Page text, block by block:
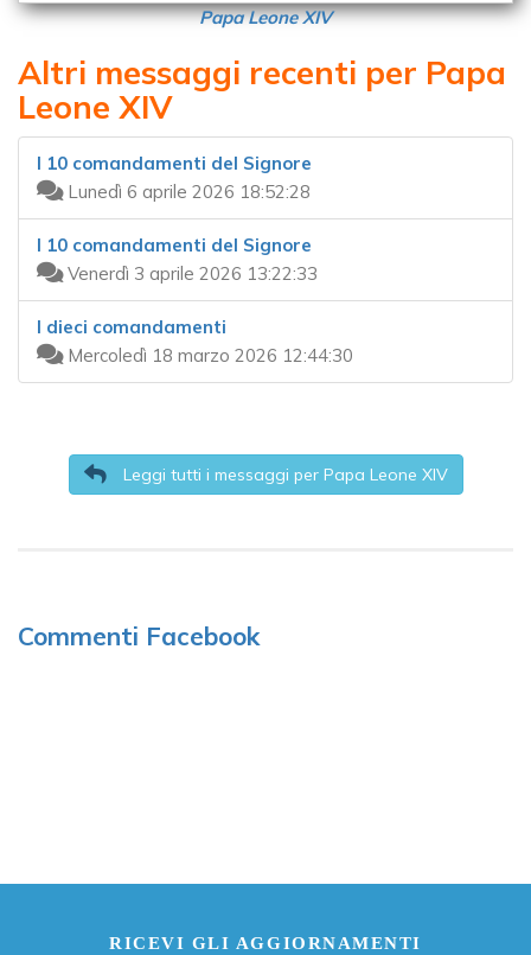
Papa Leone XIV
Altri messaggi recenti per Papa
Leone XIV
I 10 comandamenti del Signore
Lunedì 6 aprile 2026 18:52:28
I 10 comandamenti del Signore
Venerdì 3 aprile 2026 13:22:33
I dieci comandamenti
Mercoledì 18 marzo 2026 12:44:30
Leggi tutti i messaggi per Papa Leone XIV
Commenti Facebook
RICEVI GLI AGGIORNAMENTI